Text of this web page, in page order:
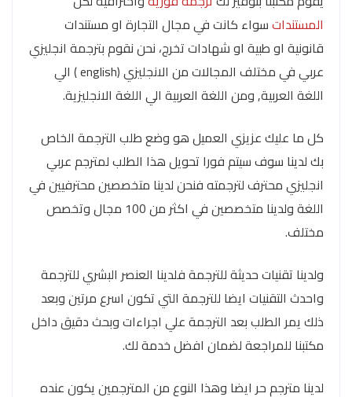
المستنداتسواء كانت في مجال التجارة او مستندات
قانونية او طبية او شهادات تخرج، نحن نقوم بترجمة انجليزي
عربي في مختلف المجالات من الانجليزي (english ) الي
اللغة العربية, ومن اللغة العربية الي اللغة الانجليزية.
كل ما عليك عزيزي العميل هو وضع طلب الترجمة الخاص
بك لدينا سوف سيتم فورا تحويل هذا الطلب لمترجم عربي
انجليزي محترف لترجمته فنحن لدينا متخصصين محترفيين في
اللغة ولدينا متخصصين في اكثر من 100 مجال وتخصص
مختلف.
ولدينا تقنيات حديثة للترجمة فلدينا العنصر البشري للترجمة
واحدث التقنيات ايضا للترجمة التي تكون اسرع مرتين وبعد
ذلك يمر الطلب بعد الترجمة علي اجراءات وبحث دقيق داخل
مكتبنا للمراجعة لضمان افضل خدمة لك.
لدينا مترجم حر ايضا وهذا النوع من المترجمين يكون عنده